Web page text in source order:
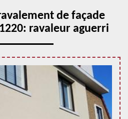
de façade
ravaleur aguerri